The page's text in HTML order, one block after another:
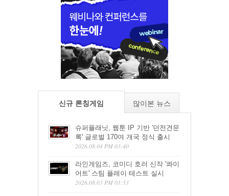
신규 론칭게임 많이본 뉴스
슈퍼플래닛, 웹툰 IP 기반 '던전견문
록' 글로벌 170여 개국 정식 출시
2026.08.04 PM 03:40
라인게임즈, 코미디 호러 신작 '콰이
어트' 스팀 플레이 테스트 실시
2026.08.03 PM 01:53